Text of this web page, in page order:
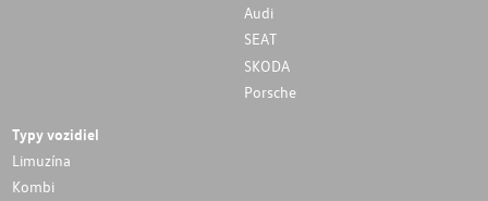
Audi
SEAT
SKODA
Porsche
Typy vozidiel
Limuzína
Kombi